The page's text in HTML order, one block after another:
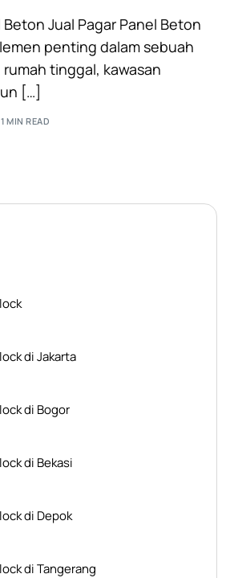
Beton Jual Pagar Panel Beton
penting dalam sebuah
tinggal, kawasan
[…]
MIN READ
di Jakarta
di Bogor
di Bekasi
di Depok
di Tangerang